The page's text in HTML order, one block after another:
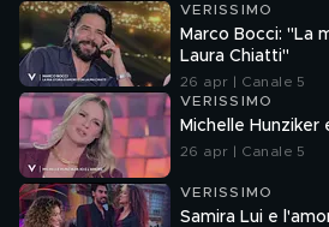
VERISSIMO
Marco Bocci: "La
Laura Chiatti"
26 apr | Canale 5
VERISSIMO
Michelle Hunziker
26 apr | Canale 5
VERISSIMO
Samira Lui e